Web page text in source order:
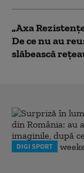
„Axa
De ce nu au
slăbească
DIGI SPORT